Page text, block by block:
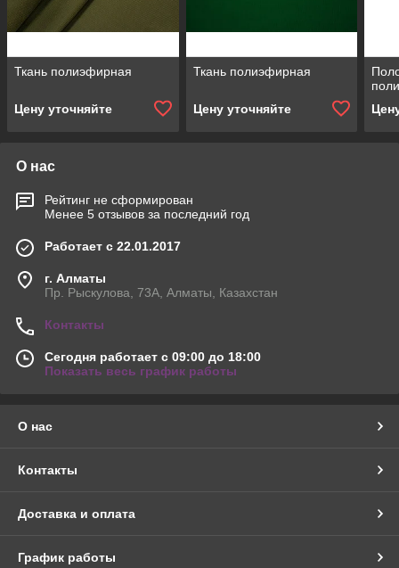
Ткань полиэфирная
Цену уточняйте
Ткань полиэфирная
Цену уточняйте
О нас
Рейтинг не сформирован
Менее 5 отзывов за последний год
Работает с 22.01.2017
г. Алматы
Пр. Рыскулова, 73А, Алматы, Казахстан
Контакты
Сегодня работает с 09:00 до 18:00
Показать весь график работы
О нас
Контакты
Доставка и оплата
График работы